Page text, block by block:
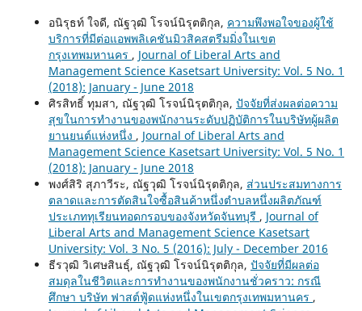
อนิรุธท์ ใจดี, ณัฐวุฒิ โรจน์นิรุตติกุล, ความพึงพอใจของผู้ใช้
บริการที่มีต่อแอพพลิเคชันมิวสิคสตรีมมิ่งในเขต
กรุงเทพมหานคร , Journal of Liberal Arts and
Management Science Kasetsart University: Vol. 5 No. 1
(2018): January - June 2018
ศิรสิทธิ์ ทุมสา, ณัฐวุฒิ โรจน์นิรุตติกุล, ปัจจัยที่ส่งผลต่อความ
สุขในการทำงานของพนักงานระดับปฏิบัติการในบริษัทผู้ผลิต
ยานยนต์แห่งหนึ่ง , Journal of Liberal Arts and
Management Science Kasetsart University: Vol. 5 No. 1
(2018): January - June 2018
พงศ์สิริ สุภาวีระ, ณัฐวุฒิ โรจน์นิรุตติกุล, ส่วนประสมทางการ
ตลาดและการตัดสินใจซื้อสินค้าหนึ่งตำบลหนึ่งผลิตภัณฑ์
ประเภททุเรียนทอดกรอบของจังหวัดจันทบุรี , Journal of
Liberal Arts and Management Science Kasetsart
University: Vol. 3 No. 5 (2016): July - December 2016
ธีรวุฒิ วิเศษสินธุ์, ณัฐวุฒิ โรจน์นิรุตติกุล, ปัจจัยที่มีผลต่อ
สมดุลในชีวิตและการทำงานของพนักงานชั่วคราว: กรณี
ศึกษา บริษัท ฟาสต์ฟู้ดแห่งหนึ่งในเขตกรุงเทพมหานคร ,